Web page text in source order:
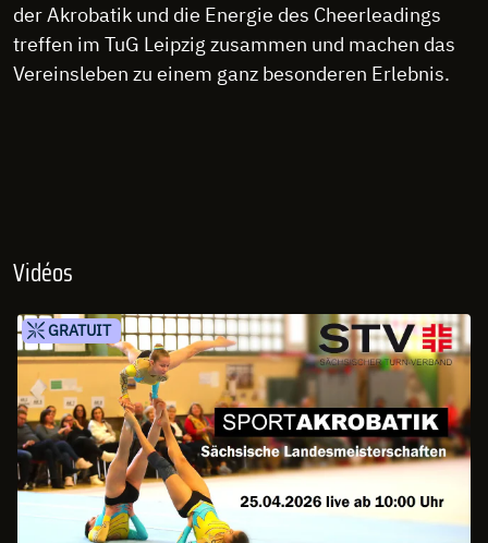
der Akrobatik und die Energie des Cheerleadings
treffen im TuG Leipzig zusammen und machen das
Vereinsleben zu einem ganz besonderen Erlebnis.
Vidéos
GRATUIT